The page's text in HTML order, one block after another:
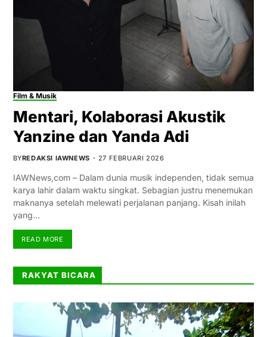
Film & Musik
Mentari, Kolaborasi Akustik
Yanzine dan Yanda Adi
BYREDAKSI IAWNEWS 27 FEBRUARI 2026
IAWNews,com – Dalam dunia musik independen, tidak semua
karya lahir dalam waktu singkat. Sebagian justru menemukan
maknanya setelah melewati perjalanan panjang. Kisah inilah
yang…
READ MORE
RAKYAT BICARA